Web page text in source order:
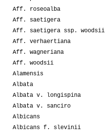
Aff. roseoalba
Aff. saetigera
Aff. saetigera ssp. woodsii
Aff. verhaertiana
Aff. wagneriana
Aff. woodsii
Alamensis
Albata
Albata v. longispina
Albata v. sanciro
Albicans
Albicans f. slevinii